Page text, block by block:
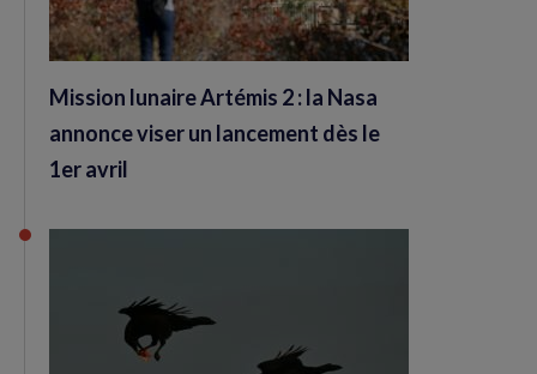
Mission lunaire Artémis 2 : la Nasa
annonce viser un lancement dès le
1er avril